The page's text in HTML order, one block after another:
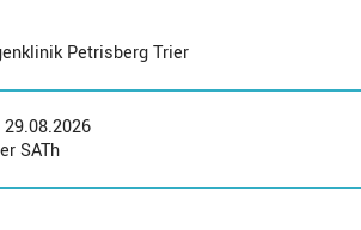
Petrisberg Trier
29.08.2026
SATh